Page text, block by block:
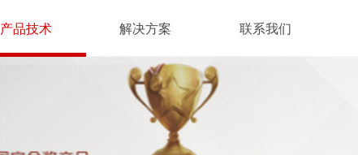
产品技术 解决方案 联系我们